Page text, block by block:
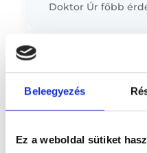
Beleegyezés
Ez a weboldal sütiket
Doktor Úr főbb
Előzőmegszerzésére irányuló
felelősséggel tartozik és azt
szakorvosjelölt önállóan láthat
felelősségét kizárja esetleges